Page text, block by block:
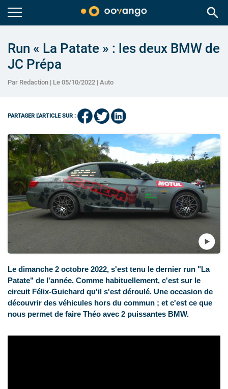
search
Run « La Patate » : les deux BMW de
JC Prépa
Par Redaction | Le 05/10/2022 | Auto
PARTAGER L'ARTICLE SUR :
Le dimanche 2 octobre 2022, s'est tenu le dernier run "La
Patate" de l'année. Comme habituellement, c'est sur le
circuit Félix-Guichard qu'il s'est déroulé. Une occasion de
découvrir des véhicules hors du commun ; et c'est ce que
nous permet de faire Théo avec 2 puissantes BMW.